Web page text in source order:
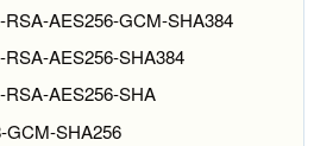
RSA-AES256-GCM-SHA384
RSA-AES256-SHA384
RSA-AES256-SHA
GCM-SHA256